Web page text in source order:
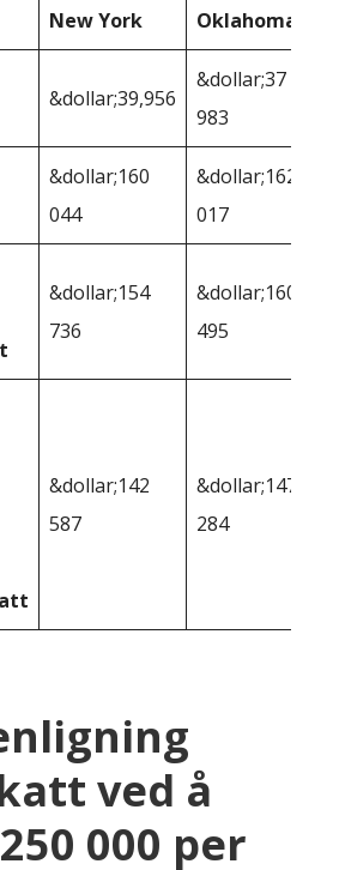
New York Oklahoma
&dollar;39,956
&dollar;37
983
&dollar;160
044
&dollar;162
017
&dollar;154
736
&dollar;160
495
&dollar;142
587
&dollar;147
284
ved å
000 per